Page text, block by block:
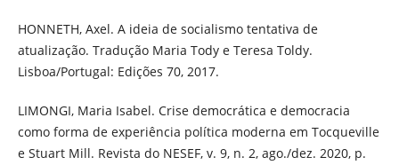
HONNETH, Axel. A ideia de socialismo tentativa de
atualização. Tradução Maria Tody e Teresa Toldy.
Lisboa/Portugal: Edições 70, 2017.
LIMONGI, Maria Isabel. Crise democrática e democracia
como forma de experiência política moderna em Tocqueville
e Stuart Mill. Revista do NESEF, v. 9, n. 2, ago./dez. 2020, p.